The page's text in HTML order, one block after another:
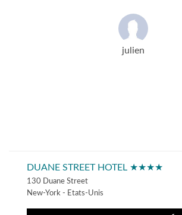
julien
DUANE STREET HOTEL ★★★★
130 Duane Street
New-York - Etats-Unis